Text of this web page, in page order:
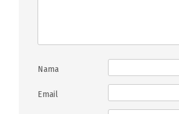
Nama
Email